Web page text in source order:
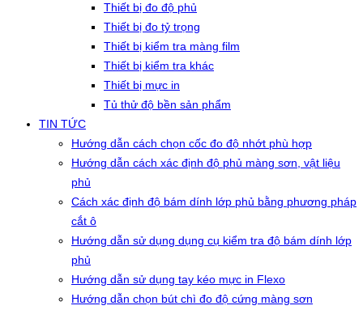
Thiết bị đo độ phủ
Thiết bị đo tỷ trọng
Thiết bị kiểm tra màng film
Thiết bị kiểm tra khác
Thiết bị mực in
Tủ thử độ bền sản phẩm
TIN TỨC
Hướng dẫn cách chọn cốc đo độ nhớt phù hợp
Hướng dẫn cách xác định độ phủ màng sơn, vật liệu
phủ
Cách xác định độ bám dính lớp phủ bằng phương pháp
cắt ô
Hướng dẫn sử dụng dụng cụ kiểm tra độ bám dính lớp
phủ
Hướng dẫn sử dụng tay kéo mực in Flexo
Hướng dẫn chọn bút chì đo độ cứng màng sơn